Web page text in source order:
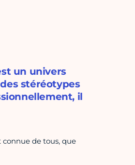
un univers
stéréotypes
il
connue de tous, que